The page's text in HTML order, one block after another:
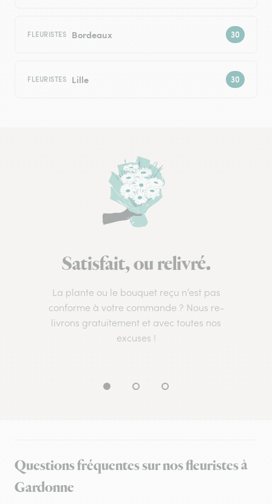
FLEURISTES Bordeaux
FLEURISTES Lille
Satisfait, ou relivré.
La plante ou le bouquet reçu n’est pas
conforme à votre commande ? Nous re-
livrons gratuitement et avec toutes nos
excuses !
Questions fréquentes sur nos fleuristes à
Gardonne